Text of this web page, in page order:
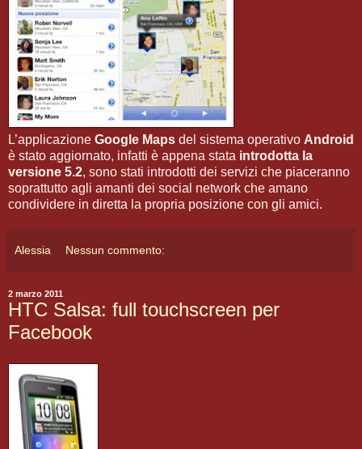
L’applicazione Google Maps del sistema operativo Android
è stato aggiornato, infatti è appena stata introdotta la
versione 5.2, sono stati introdotti dei servizi che piaceranno
soprattutto agli amanti dei social network che amano
condividere in diretta la propria posizione con gli amici.
Alessia Nessun commento:
2 marzo 2011
HTC Salsa: full touchscreen per
Facebook